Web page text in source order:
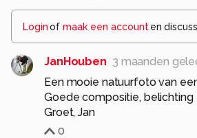
Loginof maak een account en
JanHouben 3 maanden
Een mooie natuurfoto van
Goede compositie, belichting
Groet, Jan
0